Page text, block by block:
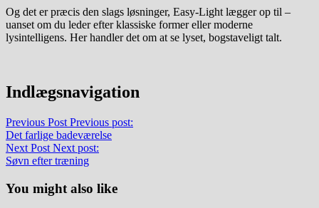
Og det er præcis den slags løsninger, Easy-Light lægger op til –
uanset om du leder efter klassiske former eller moderne
lysintelligens. Her handler det om at se lyset, bogstaveligt talt.
Indlægsnavigation
Previous Post Previous post:
Det farlige badeværelse
Next Post Next post:
Søvn efter træning
You might also like